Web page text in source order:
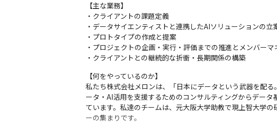
【主な業務】
・クライアントの課題定義
・データサイエンティストと連携したAIソリューションの立
・プロトタイプの作成と提案
・プロジェクトの企画・実行・評価までの推進とメンバーマ
・クライアントとの継続的な折衝・長期関係の構築
【何をやっているのか】
私たち株式会社メロンは、「日本にデータという武器を配
ータ‧AI活用を支援するためのコンサルティングからデー
ています。私達のチームは、元大阪大学助教で現上智大学
ーの集まりです。